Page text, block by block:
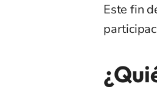
Este fin